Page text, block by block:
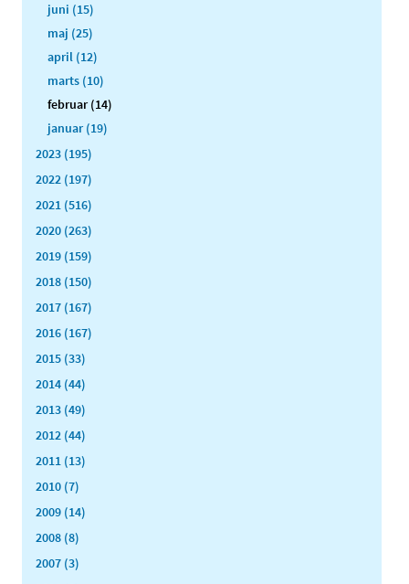
juni (15)
maj (25)
april (12)
marts (10)
februar (14)
januar (19)
2023 (195)
2022 (197)
2021 (516)
2020 (263)
2019 (159)
2018 (150)
2017 (167)
2016 (167)
2015 (33)
2014 (44)
2013 (49)
2012 (44)
2011 (13)
2010 (7)
2009 (14)
2008 (8)
2007 (3)